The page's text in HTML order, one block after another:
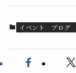
イベント ブログ